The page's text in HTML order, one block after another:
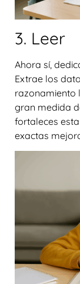
3. Leer
Ahora sí,
Extrae los
razonamiento
gran medida
fortaleces
exactas